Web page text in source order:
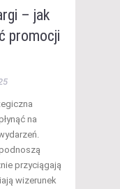
– jak
promocji
na
przyciągają
wizerunek